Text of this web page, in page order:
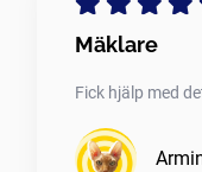
Mäklare
Fick hjälp med